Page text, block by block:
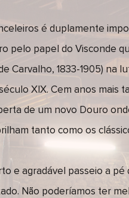
é duplamente
pelo papel do Visconde
Carvalho, 1833-1905) na
XIX. Cem anos mais
de um novo Douro
tanto como os
e agradável passeio a pé
Não poderíamos ter